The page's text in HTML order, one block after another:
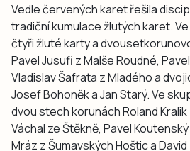
Vedle červených karet řešila
tradiční kumulace žlutých karet. Ve
čtyři žluté karty a
Pavel Jusufi z Malše Roudné,
Vladislav Šafrata z Mladého a
Josef Bohoněk a Jan Starý. Ve
dvou stech korunách Roland
Váchal ze Štěkně, Pavel
Mráz z Šumavských Hoštic a David